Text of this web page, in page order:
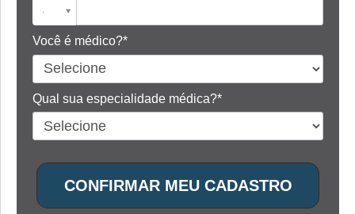
Você é médico?*
Qual sua especialidade médica?*
CONFIRMAR MEU CADASTRO